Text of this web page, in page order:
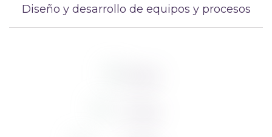
Diseño y desarrollo de equipos y procesos